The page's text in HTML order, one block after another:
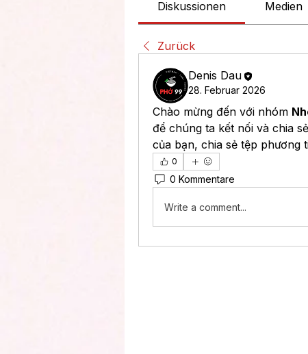
Diskussionen Medien
Zurück
Denis Dau
28. Februar 2026
Chào mừng đến với nhóm
để chúng ta kết nối và chia
của bạn, chia sẻ tệp phương
0
0 Kommentare
Write a comment...